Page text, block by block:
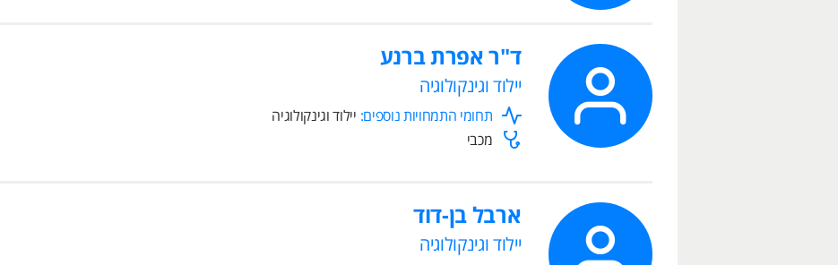
ד"ר אפרת ברנע
יילוד וגינקולוגיה
תחומי התמחויות נוספים: יילוד וגינקולוגיה
מכבי
ארבל בן-דוד
יילוד וגינקולוגיה